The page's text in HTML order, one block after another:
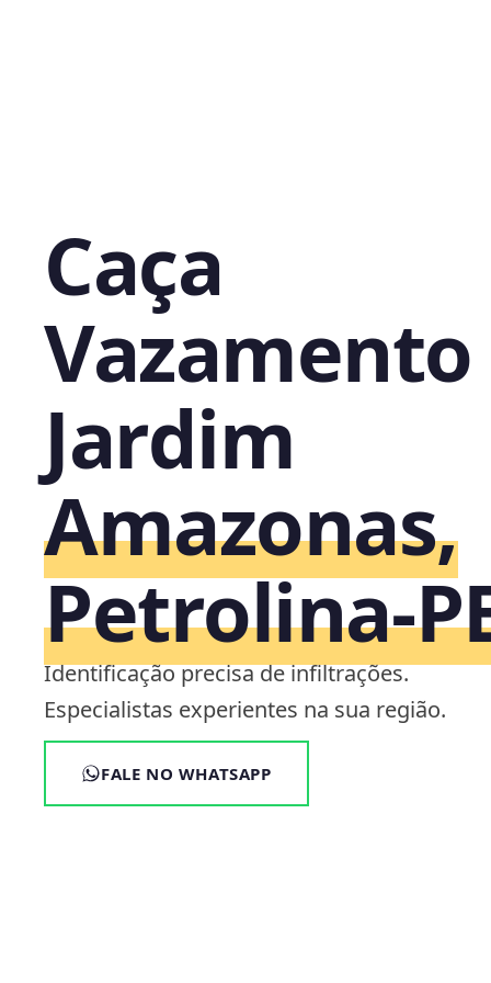
Caça
Jardim
Amazonas,
Identificação precisa de infiltrações.
Especialistas experientes na sua região.
FALE NO WHATSAPP